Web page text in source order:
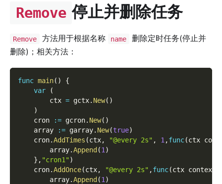
Remove 停止并删除任务
Remove 方法用于根据名称 name
删除定时任务(停止并
删除)；相关方法：
func main( )
{
var
(
        ctx
= gctx. New( )
)
    cron
:= gcron. New( )
    array
:= garray. New(true)
    cron
.AddTimes (ctx, "@every 2s" , 1 ,func(ctx
        array
.Append(1 )
} , "cron1")
    cron
.AddOnce(ctx, "@every 2s" ,func(ctx context
        array
.Append(1 )